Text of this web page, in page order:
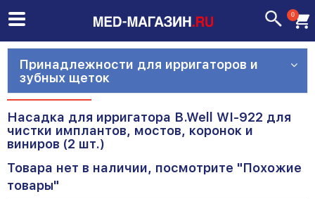
0
Принадлежности для ирригаторов и
зубных щеток
Насадка для ирригатора B.Well WI-922 для
чистки имплантов, мостов, коронок и
виниров (2 шт.)
Товара нет в наличии, посмотрите "Похожие
товары"